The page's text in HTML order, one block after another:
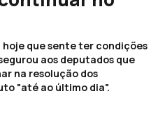
hoje que sente ter condições
aos deputados que
na resolução dos
"até ao último dia".